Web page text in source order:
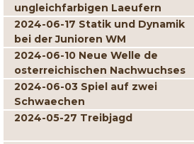
ungleichfarbigen Laeufern
2024-06-17 Statik und Dynamik
bei der Junioren WM
2024-06-10 Neue Welle de
osterreichischen Nachwuchses
2024-06-03 Spiel auf zwei
Schwaechen
2024-05-27 Treibjagd